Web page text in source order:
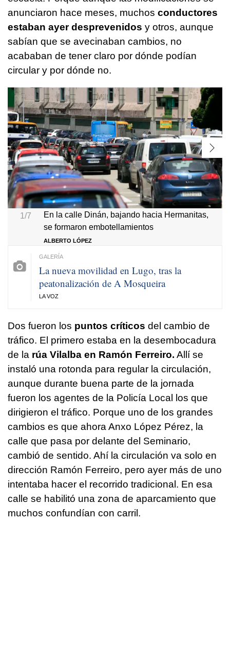
anunciaron hace meses, muchos conductores
estaban ayer desprevenidos y otros, aunque
sabían que se avecinaban cambios, no
acababan de tener claro por dónde podían
circular y por dónde no.
1/7
En la calle Dinán, bajando hacia Hermanitas,
se formaron embotellamientos
ALBERTO LÓPEZ
La nueva movilidad en Lugo, tras la
peatonalización de A Mosqueira
LA VOZ
Dos fueron los puntos críticos del cambio de
tráfico. El primero estaba en la desembocadura
de la rúa Vilalba en Ramón Ferreiro. Allí se
instaló una rotonda para regular la circulación,
aunque durante buena parte de la jornada
fueron los agentes de la Policía Local los que
dirigieron el tráfico. Porque uno de los grandes
cambios es que ahora Anxo López Pérez, la
calle que pasa por delante del Seminario,
cambió de sentido. Ahí la circulación va solo en
dirección Ramón Ferreiro, pero ayer más de uno
intentaba hacer el recorrido tradicional. En esa
calle se habilitó una zona de aparcamiento que
muchos confundían con carril.